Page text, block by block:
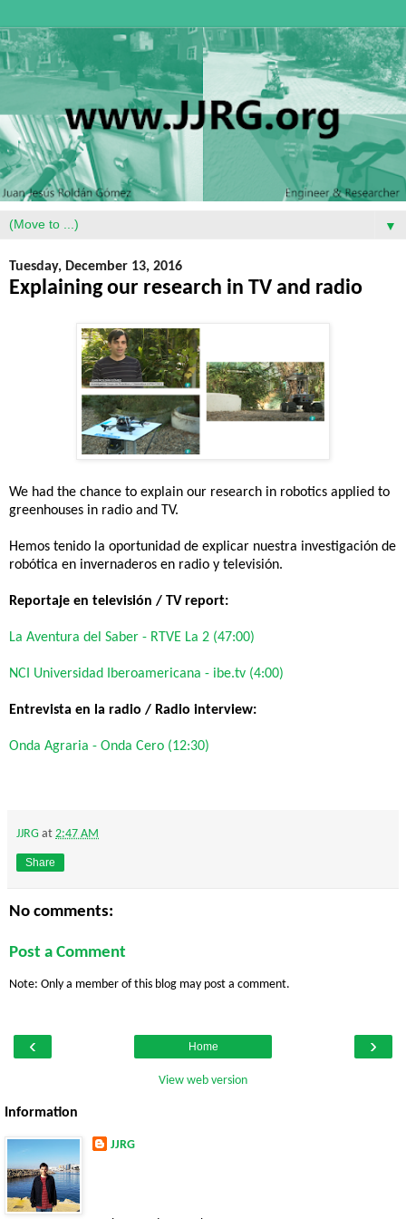
▼
Tuesday, December 13, 2016
Explaining our research in TV and radio
We had the chance to explain our research in robotics applied to
greenhouses in radio and TV.
Hemos tenido la oportunidad de explicar nuestra investigación de
robótica en invernaderos en radio y televisión.
Reportaje en televisión / TV report:
La Aventura del Saber - RTVE La 2 (47:00)
NCI Universidad Iberoamericana - ibe.tv (4:00)
Entrevista en la radio / Radio interview:
Onda Agraria - Onda Cero (12:30)
JJRG at 2:47 AM
Share
No comments:
Post a Comment
Note: Only a member of this blog may post a comment.
‹ ›
Home
View web version
Information
JJRG